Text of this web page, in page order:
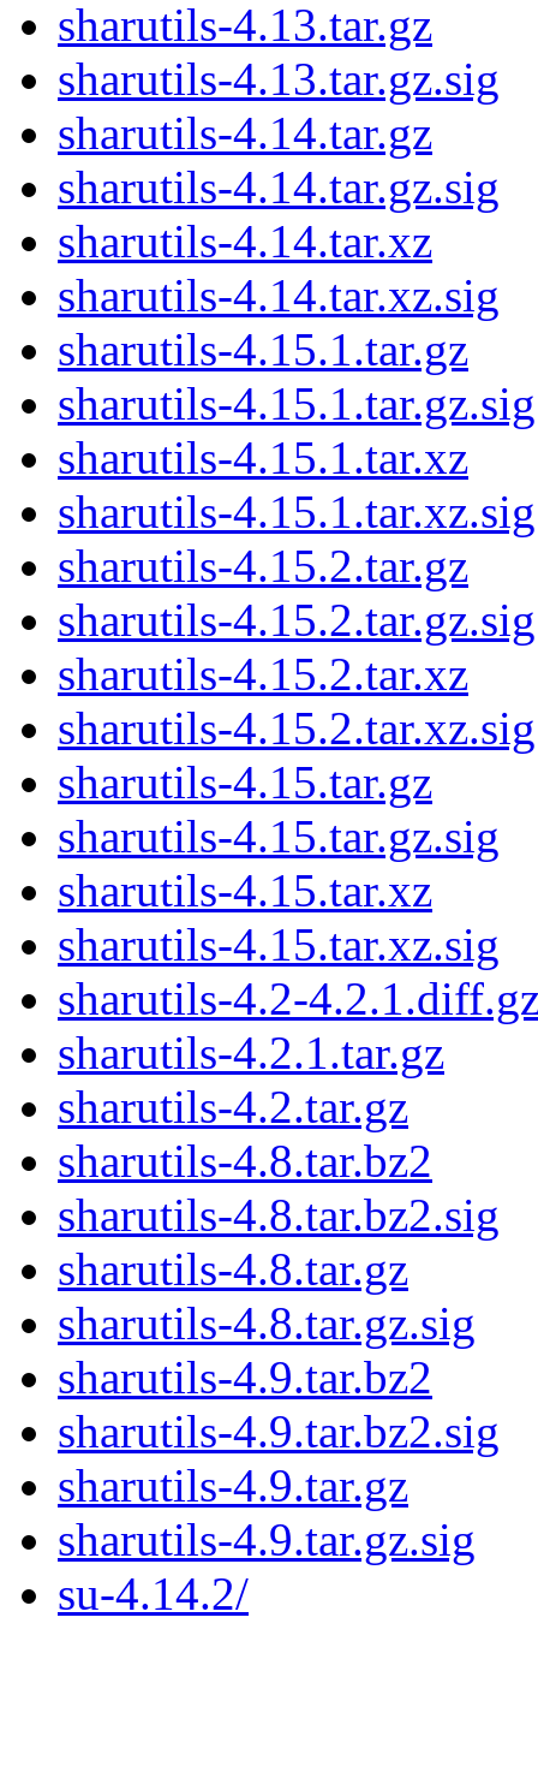
sharutils-4.13.tar.gz
sharutils-4.13.tar.gz.sig
sharutils-4.14.tar.gz
sharutils-4.14.tar.gz.sig
sharutils-4.14.tar.xz
sharutils-4.14.tar.xz.sig
sharutils-4.15.1.tar.gz
sharutils-4.15.1.tar.gz.sig
sharutils-4.15.1.tar.xz
sharutils-4.15.1.tar.xz.sig
sharutils-4.15.2.tar.gz
sharutils-4.15.2.tar.gz.sig
sharutils-4.15.2.tar.xz
sharutils-4.15.2.tar.xz.sig
sharutils-4.15.tar.gz
sharutils-4.15.tar.gz.sig
sharutils-4.15.tar.xz
sharutils-4.15.tar.xz.sig
sharutils-4.2-
sharutils-4.2.1.tar.gz
sharutils-4.2.tar.gz
sharutils-4.8.tar.bz2
sharutils-4.8.tar.bz2.sig
sharutils-4.8.tar.gz
sharutils-4.8.tar.gz.sig
sharutils-4.9.tar.bz2
sharutils-4.9.tar.bz2.sig
sharutils-4.9.tar.gz
sharutils-4.9.tar.gz.sig
su-4.14.2/